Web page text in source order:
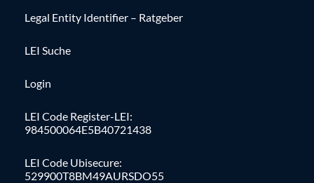
Legal Entity Identifier – Ratgeber
LEI Suche
Login
LEI Code Register-LEI:
984500064E5B40721438
LEI Code Ubisecure:
529900T8BM49AURSDO55